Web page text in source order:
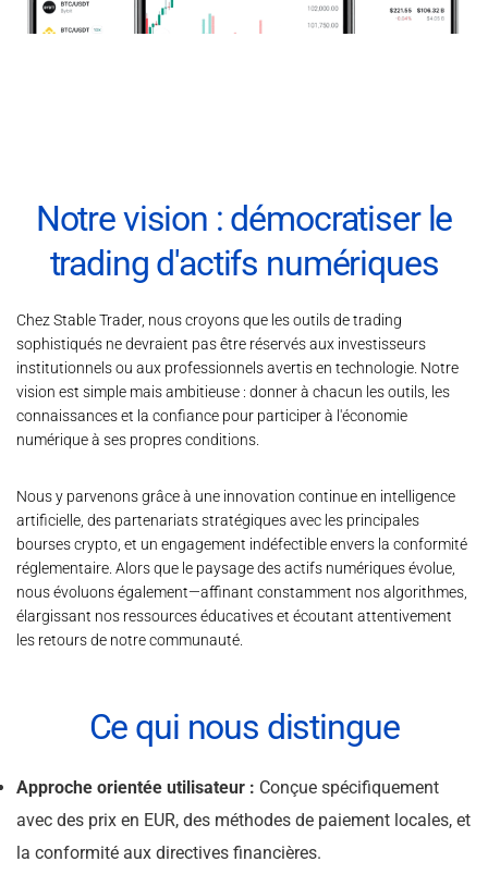
Notre vision : démocratiser le
trading d'actifs numériques
Chez Stable Trader, nous croyons que les outils de trading
sophistiqués ne devraient pas être réservés aux investisseurs
institutionnels ou aux professionnels avertis en technologie. Notre
vision est simple mais ambitieuse : donner à chacun les outils, les
connaissances et la confiance pour participer à l'économie
numérique à ses propres conditions.
Nous y parvenons grâce à une innovation continue en intelligence
artificielle, des partenariats stratégiques avec les principales
bourses crypto, et un engagement indéfectible envers la conformité
réglementaire. Alors que le paysage des actifs numériques évolue,
nous évoluons également—affinant constamment nos algorithmes,
élargissant nos ressources éducatives et écoutant attentivement
les retours de notre communauté.
Ce qui nous distingue
Approche orientée utilisateur : Conçue spécifiquement
avec des prix en EUR, des méthodes de paiement locales, et
la conformité aux directives financières.